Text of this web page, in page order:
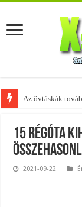
Az övtáskák
15 régóta
2021-09-22